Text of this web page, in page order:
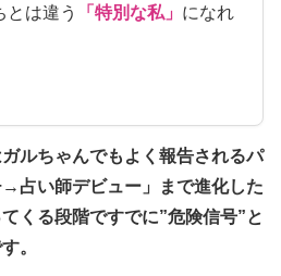
とは違う
「特別な私」 になれ
ルちゃんでもよく報告されるパ
占い師デビュー」まで進化した
くる段階ですでに”危険信号”と
。